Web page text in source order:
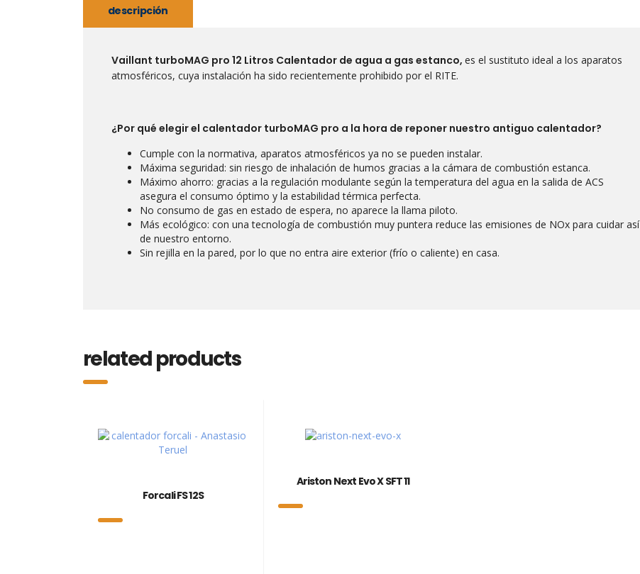
descripción
Vaillant turboMAG pro 12 Litros Calentador de agua a gas estanco, es el sustituto ideal a los aparatos
atmosféricos, cuya instalación ha sido recientemente prohibido por el RITE.
¿Por qué elegir el calentador turboMAG pro a la hora de reponer nuestro antiguo calentador?
Cumple con la normativa, aparatos atmosféricos ya no se pueden instalar.
Máxima seguridad: sin riesgo de inhalación de humos gracias a la cámara de combustión estanca.
Máximo ahorro: gracias a la regulación modulante según la temperatura del agua en la salida de ACS
asegura el consumo óptimo y la estabilidad térmica perfecta.
No consumo de gas en estado de espera, no aparece la llama piloto.
Más ecológico: con una tecnología de combustión muy puntera reduce las emisiones de NOx para cuidar así
de nuestro entorno.
Sin rejilla en la pared, por lo que no entra aire exterior (frío o caliente) en casa.
related products
Forcali FS 12S
Ariston Next Evo X SFT 11